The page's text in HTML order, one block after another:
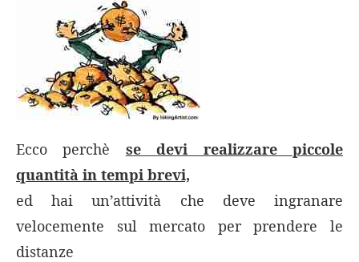
Ecco perchè
se devi realizzare piccole
quantità in tempi brevi,
ed hai un’attività che deve ingranare
velocemente sul mercato per prendere le
distanze